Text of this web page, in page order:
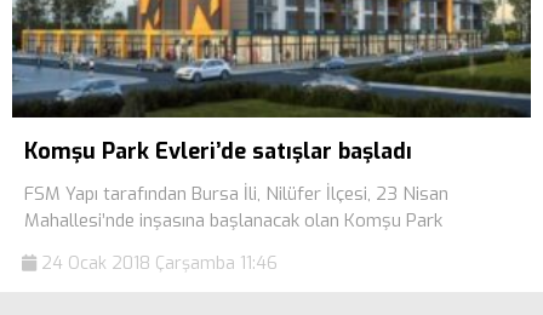
Komşu Park Evleri’de satışlar başladı
FSM Yapı tarafından Bursa İli, Nilüfer İlçesi, 23 Nisan
Mahallesi’nde inşasına başlanacak olan Komşu Park
24 Ocak 2018 Çarşamba 11:46